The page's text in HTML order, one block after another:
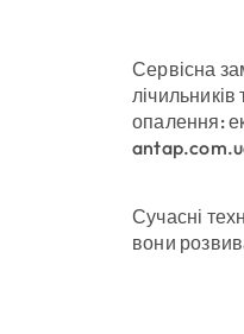
Сервісна
опалення:
Сучасні
вони